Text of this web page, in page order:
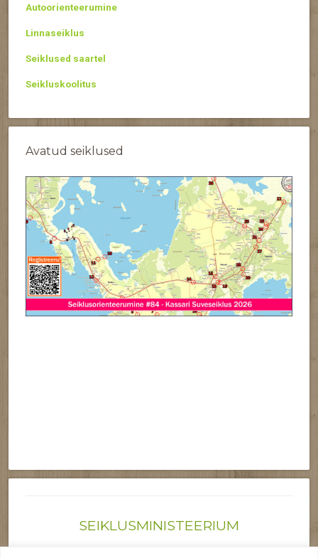
Autoorienteerumine
Linnaseiklus
Seiklused saartel
Seikluskoolitus
Avatud seiklused
SEIKLUSMINISTEERIUM